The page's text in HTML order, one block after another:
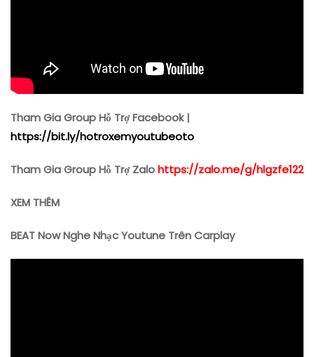
Tham Gia Group Hỗ Trợ Facebook |
https://bit.ly/hotroxemyoutubeoto
Tham Gia Group Hỗ Trợ Zalohttps://zalo.me/g/hlgzfe122
XEM THÊM
BEAT Now Nghe Nhạc Youtune Trên Carplay